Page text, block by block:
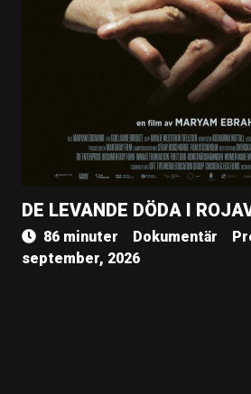
DE LEVANDE DÖDA I
86 minuter Dokumentär
september, 2026